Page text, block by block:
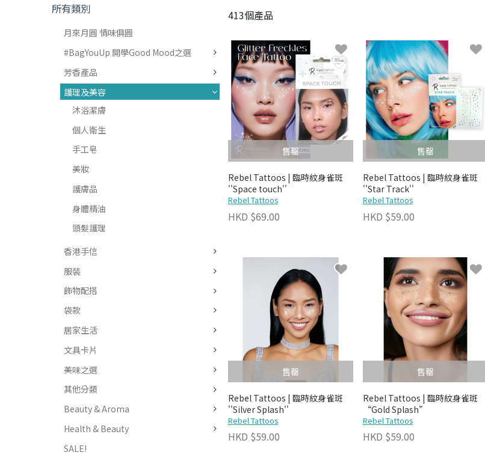
所有類別
月來月圓 情味俱圓
#BagYouUp 開學Good Mood之選
芳香產品
護理及美容
沐浴潔膚
個人衛生
手工皂
美妝
護膚品
身體精油
頭髮護理
香港手信
服裝
飾物配搭
袋款
居家生活
文具卡片
美味之選
其他分類
Beauty & Aroma
Health & Beauty
SALE!
413個產品
售罄
Rebel Tattoos | 臨時紋身雀斑
''Space touch''
Rebel Tattoos
HKD $69.00
售罄
Rebel Tattoos | 臨時紋身雀斑
''Star Track''
Rebel Tattoos
HKD $59.00
售罄
Rebel Tattoos | 臨時紋身雀斑
''Silver Splash''
Rebel Tattoos
HKD $59.00
售罄
Rebel Tattoos | 臨時紋身雀斑
“Gold Splash”
Rebel Tattoos
HKD $59.00